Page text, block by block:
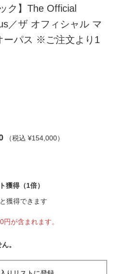
ク】The Official
／ザ オフィシャル マ
ーパス ※ご注文より1
（税込 ¥154,000）
獲得（1倍）
獲得できます
が含まれます。
。